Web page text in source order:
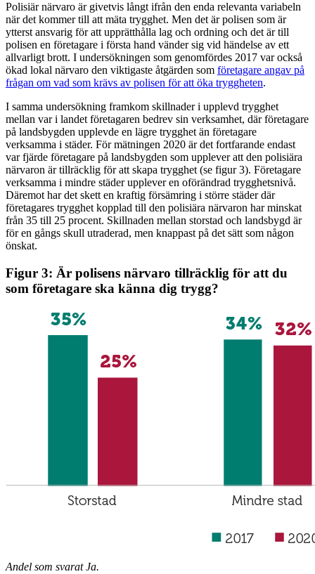
Polisiär närvaro är givetvis långt ifrån den enda relevanta variabeln
när det kommer till att mäta trygghet. Men det är polisen som är
ytterst ansvarig för att upprätthålla lag och ordning och det är till
polisen en företagare i första hand vänder sig vid händelse av ett
allvarligt brott. I undersökningen som genomfördes 2017 var också
ökad lokal närvaro den viktigaste åtgärden som företagare angav på
frågan om vad som krävs av polisen för att öka tryggheten.
I samma undersökning framkom skillnader i upplevd trygghet
mellan var i landet företagaren bedrev sin verksamhet, där företagare
på landsbygden upplevde en lägre trygghet än företagare
verksamma i städer. För mätningen 2020 är det fortfarande endast
var fjärde företagare på landsbygden som upplever att den polisiära
närvaron är tillräcklig för att skapa trygghet (se figur 3). Företagare
verksamma i mindre städer upplever en oförändrad trygghetsnivå.
Däremot har det skett en kraftig försämring i större städer där
företagares trygghet kopplad till den polisiära närvaron har minskat
från 35 till 25 procent. Skillnaden mellan storstad och landsbygd är
för en gångs skull utraderad, men knappast på det sätt som någon
önskat.
Figur 3: Är polisens närvaro tillräcklig för att du
som företagare ska känna dig trygg?
Andel som svarat Ja.